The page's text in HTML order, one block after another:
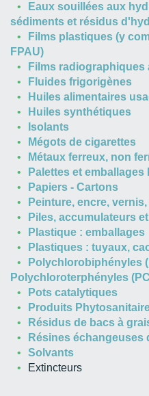
Eaux souillées aux
sédiments et résidus
Films plastiques (y
FPAU)
Films radiographiques
Fluides frigorigènes
Huiles alimentaires
Huiles synthétiques
Isolants
Mégots de cigarettes
Métaux ferreux, non
Palettes et emballages
Papiers - Cartons
Peinture, encre,
Piles, accumulateurs
Plastique : emballages
Plastiques : tuyaux,
Polychlorobiphényles
Polychloroterphényles
Pots catalytiques
Produits
Résidus de bacs à
Résines échangeuses
Solvants
Extincteurs